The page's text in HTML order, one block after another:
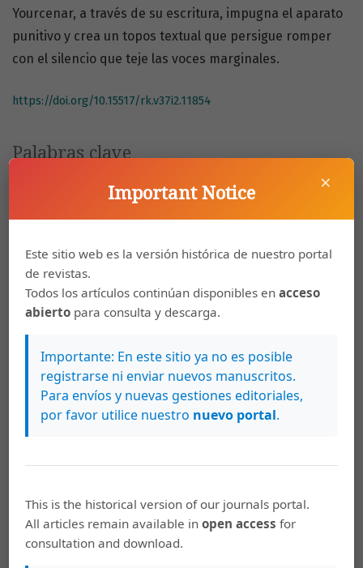
Palabras clave
Cómo citar
Rodríguez Corrales, C. (2013). Alexis o el Tratado del inútil
combate: crisis de la masculinidad y conformación de las
identidades masculinas.Káñina,37(2).
Más formatos de cita
Yourcenar, a través de su escritura, impugna el aparato
punitivo y crea un topos textual que persigue romper
con el silencio que teje las voces marginales.
https://doi.org/10.15517/rk.v37i2.11854
Descargas
×
Important Notice
Este sitio web es la versión histórica de nuestro portal
de revistas.
Todos los artículos continúan disponibles enacceso
abierto para consulta y descarga.
Importante: En este sitio ya no es posible
registrarse ni enviar nuevos manuscritos.
Para envíos y nuevas gestiones editoriales,
por favor utilice nuestro nuevo portal.
This is the historical version of our journals portal.
All articles remain available inopen access for
consultation and download.